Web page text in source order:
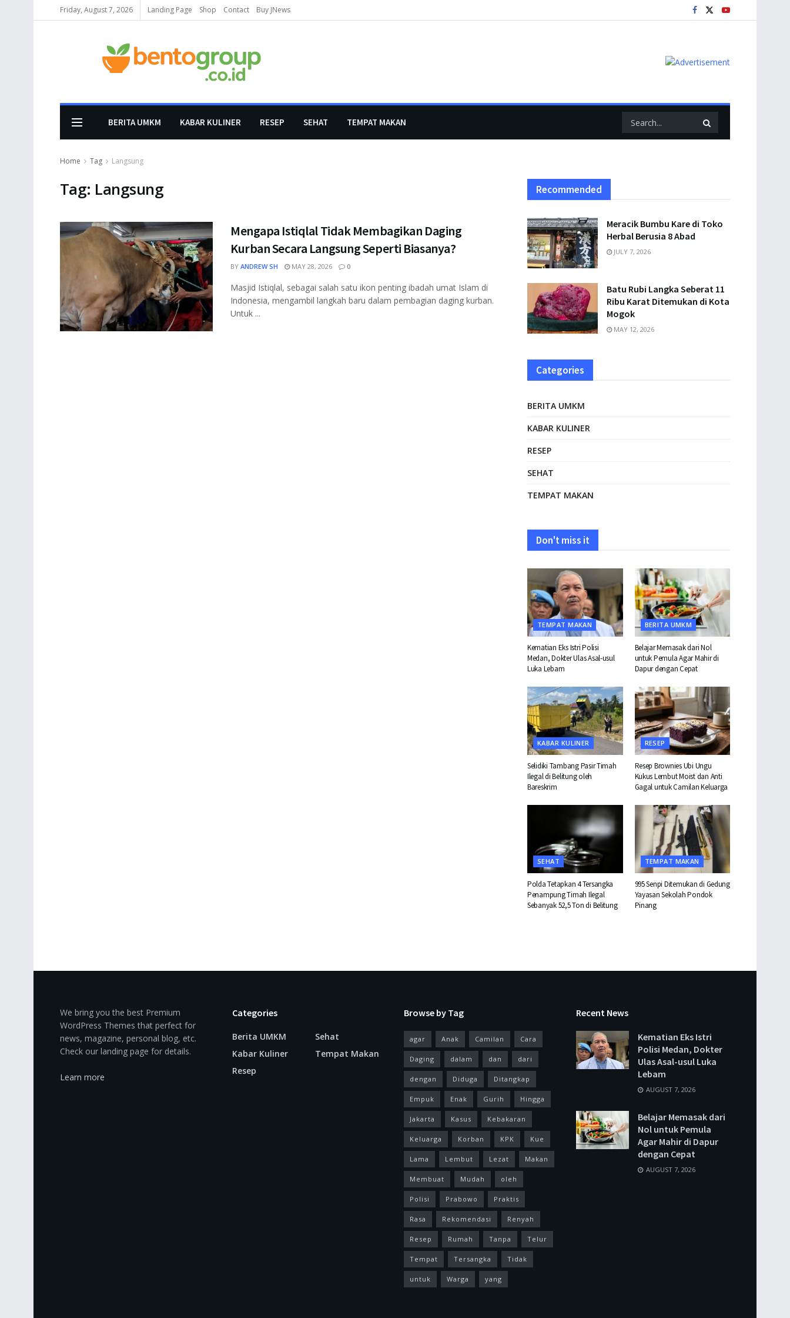
Friday, August 7, 2026 Landing Page Shop Contact Buy JNews
BERITA UMKM KABAR KULINER RESEP SEHAT TEMPAT MAKAN
Home Tag Langsung
Tag: Langsung
Mengapa Istiqlal Tidak Membagikan Daging
Kurban Secara Langsung Seperti Biasanya?
BY ANDREW SH MAY 28, 2026 0
Masjid Istiqlal, sebagai salah satu ikon penting ibadah umat Islam di
Indonesia, mengambil langkah baru dalam pembagian daging kurban.
Untuk ...
Recommended
Meracik Bumbu Kare di Toko
Herbal Berusia 8 Abad
JULY 7, 2026
Batu Rubi Langka Seberat 11
Ribu Karat Ditemukan di Kota
Mogok
MAY 12, 2026
Categories
BERITA UMKM
KABAR KULINER
RESEP
SEHAT
TEMPAT MAKAN
Don't miss it
TEMPAT MAKAN
Kematian Eks Istri Polisi
Medan, Dokter Ulas Asal-usul
Luka Lebam
BERITA UMKM
Belajar Memasak dari Nol
untuk Pemula Agar Mahir di
Dapur dengan Cepat
KABAR KULINER
Selidiki Tambang Pasir Timah
Ilegal di Belitung oleh
Bareskrim
RESEP
Resep Brownies Ubi Ungu
Kukus Lembut Moist dan Anti
Gagal untuk Camilan Keluarga
SEHAT
Polda Tetapkan 4 Tersangka
Penampung Timah Ilegal
Sebanyak 52,5 Ton di Belitung
TEMPAT MAKAN
995 Senpi Ditemukan di Gedung
Yayasan Sekolah Pondok
Pinang
We bring you the best Premium
WordPress Themes that perfect for
news, magazine, personal blog, etc.
Check our landing page for details.
Learn more
Categories
Berita UMKM
Kabar Kuliner
Resep
Sehat
Tempat Makan
Browse by Tag
agar Anak Camilan Cara
Daging dalam dan dari
dengan Diduga Ditangkap
Empuk Enak Gurih Hingga
Jakarta Kasus Kebakaran
Keluarga Korban KPK Kue
Lama Lembut Lezat Makan
Membuat Mudah oleh
Polisi Prabowo Praktis
Rasa Rekomendasi Renyah
Resep Rumah Tanpa Telur
Tempat Tersangka Tidak
untuk Warga yang
Recent News
Kematian Eks Istri
Polisi Medan, Dokter
Ulas Asal-usul Luka
Lebam
AUGUST 7, 2026
Belajar Memasak dari
Nol untuk Pemula
Agar Mahir di Dapur
dengan Cepat
AUGUST 7, 2026